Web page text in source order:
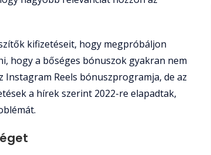
kifizetéseit, hogy megpróbáljon
hogy a bőséges bónuszok gyakran nem
Reels bónuszprogramja, de az
a hírek szerint 2022-re elapadtak,